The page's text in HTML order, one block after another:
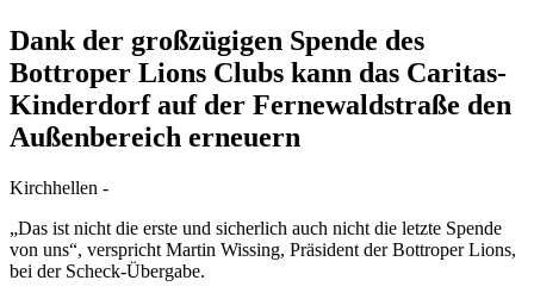
Dank der großzügigen Spende des
Bottroper Lions Clubs kann das Caritas-
Kinderdorf auf der Fernewaldstraße den
Außenbereich erneuern
Kirchhellen -
„Das ist nicht die erste und sicherlich auch nicht die letzte Spende
von uns“, verspricht Martin Wissing, Präsident der Bottroper Lions,
bei der Scheck-Übergabe.